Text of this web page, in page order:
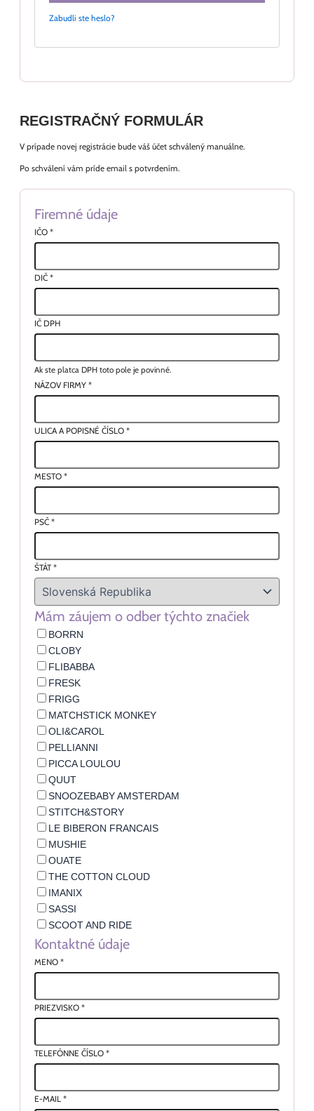
Zabudli ste heslo?
REGISTRAČNÝ FORMULÁR
V prípade novej registrácie bude váš účet schválený manuálne.
Po schválení vám príde email s potvrdením.
Firemné údaje
IČO *
DIČ *
IČ DPH
Ak ste platca DPH toto pole je povinné.
NÁZOV FIRMY *
ULICA A POPISNÉ ČÍSLO *
MESTO *
PSČ *
ŠTÁT*
Mám záujem o odber týchto značiek
BORRN
CLOBY
FLIBABBA
FRESK
FRIGG
MATCHSTICK MONKEY
OLI&CAROL
PELLIANNI
PICCA LOULOU
QUUT
SNOOZEBABY AMSTERDAM
STITCH&STORY
LE BIBERON FRANCAIS
MUSHIE
OUATE
THE COTTON CLOUD
IMANIX
SASSI
SCOOT AND RIDE
Kontaktné údaje
MENO *
PRIEZVISKO *
TELEFÓNNE ČÍSLO *
E-MAIL *